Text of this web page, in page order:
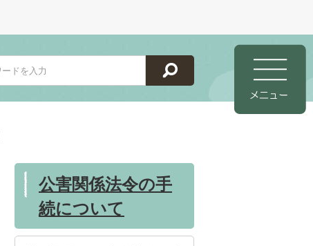
公害関係法令の手
続について